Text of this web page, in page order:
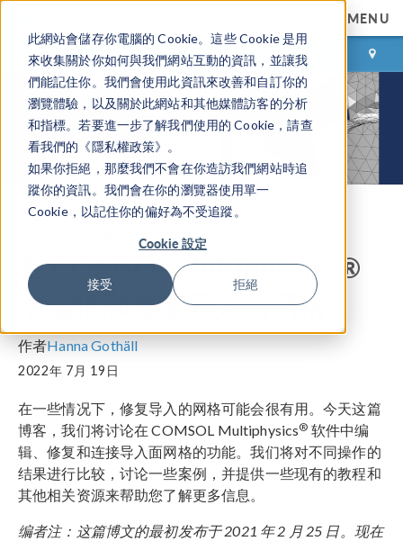
此網站會儲存你電腦的 Cookie。這些 Cookie 是用
來收集關於你如何與我們網站互動的資訊，並讓我
們能記住你。我們會使用此資訊來改善和自訂你的
瀏覽體驗，以及關於此網站和其他媒體訪客的分析
和指標。若要進一步了解我們使用的 Cookie，請查
看我們的《隱私權政策》。
如果你拒絕，那麼我們不會在你造訪我們網站時追
蹤你的資訊。我們會在你的瀏覽器使用單一
Cookie，以記住你的偏好為不受追蹤。
Cookie 設定
接受 拒絕
MENU
登录 咨询与购买
在 COMSOL Multiphysics®
中编辑和修复导入的网格
作者Hanna Gothäll
2022年 7月 19日
在一些情况下，修复导入的网格可能会很有用。今天这篇
博客，我们将讨论在 COMSOL Multiphysics® 软件中编
辑、修复和连接导入面网格的功能。我们将对不同操作的
结果进行比较，讨论一些案例，并提供一些现有的教程和
其他相关资源来帮助您了解更多信息。
编者注：这篇博文的最初发布于2021 年2 月25 日。现在